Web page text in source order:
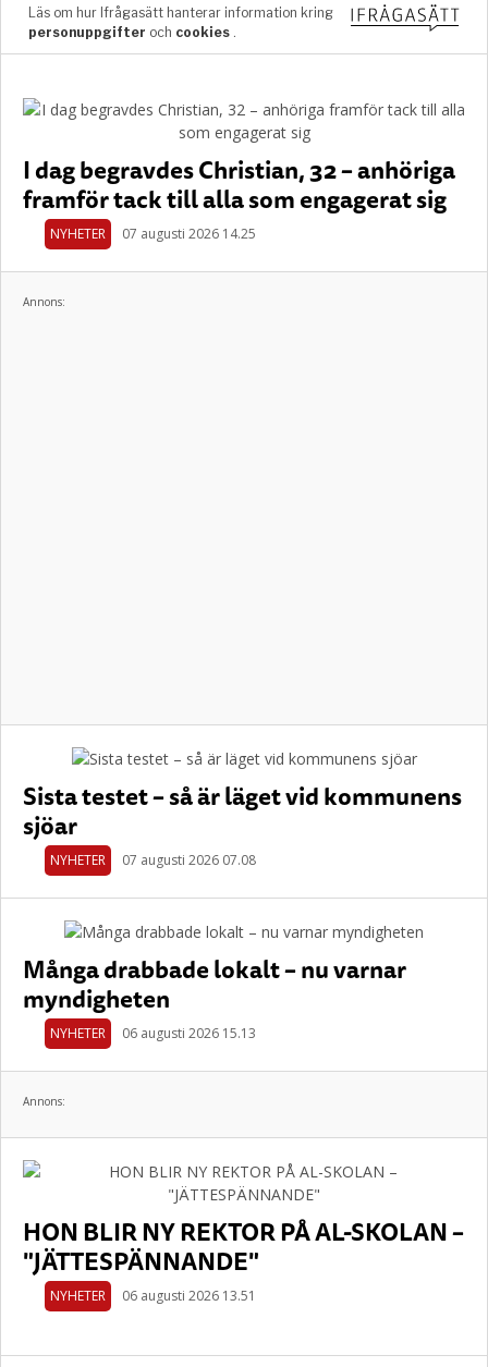
I dag begravdes Christian, 32 – anhöriga
framför tack till alla som engagerat sig
NYHETER 07 augusti 2026 14.25
Annons:
Sista testet – så är läget vid kommunens
sjöar
NYHETER 07 augusti 2026 07.08
Många drabbade lokalt – nu varnar
myndigheten
NYHETER 06 augusti 2026 15.13
Annons:
HON BLIR NY REKTOR PÅ AL-SKOLAN –
"JÄTTESPÄNNANDE"
NYHETER 06 augusti 2026 13.51